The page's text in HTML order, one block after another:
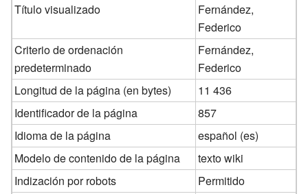
Título visualizado
Fernández,
Federico
Criterio de ordenación
predeterminado
Fernández,
Federico
Longitud de la página (en bytes)
11 436
Identificador de la página
857
Idioma de la página
español (es)
Modelo de contenido de la página
texto wiki
Indización por robots
Permitido